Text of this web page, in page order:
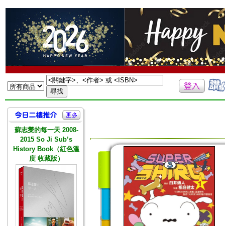
蘇志燮的每一天 2008-
2015 So Ji Sub’s
History Book（紅色溫
度 收藏版）